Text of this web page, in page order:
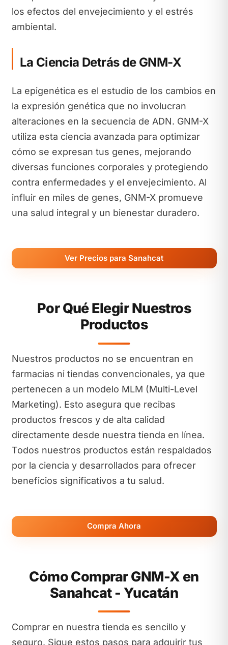
los efectos del envejecimiento y el estrés
ambiental.
La Ciencia Detrás de GNM-X
La epigenética es el estudio de los cambios en
la expresión genética que no involucran
alteraciones en la secuencia de ADN. GNM-X
utiliza esta ciencia avanzada para optimizar
cómo se expresan tus genes, mejorando
diversas funciones corporales y protegiendo
contra enfermedades y el envejecimiento. Al
influir en miles de genes, GNM-X promueve
una salud integral y un bienestar duradero.
Ver Precios para Sanahcat
Por Qué Elegir Nuestros
Productos
Nuestros productos no se encuentran en
farmacias ni tiendas convencionales, ya que
pertenecen a un modelo MLM (Multi-Level
Marketing). Esto asegura que recibas
productos frescos y de alta calidad
directamente desde nuestra tienda en línea.
Todos nuestros productos están respaldados
por la ciencia y desarrollados para ofrecer
beneficios significativos a tu salud.
Compra Ahora
Cómo Comprar GNM-X en
Sanahcat - Yucatán
Comprar en nuestra tienda es sencillo y
seguro. Sigue estos pasos para adquirir tus